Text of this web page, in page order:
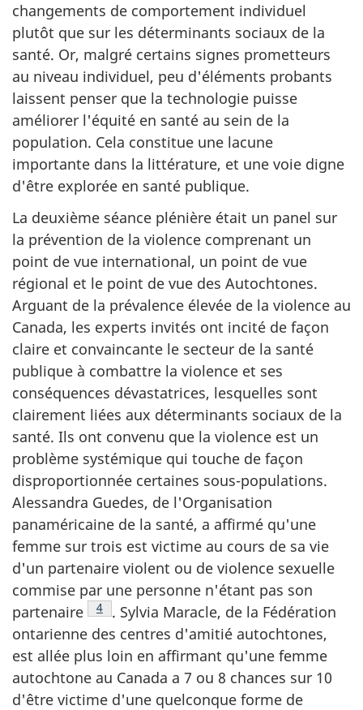
changements de comportement individuel
plutôt que sur les déterminants sociaux de la
santé. Or, malgré certains signes prometteurs
au niveau individuel, peu d'éléments probants
laissent penser que la technologie puisse
améliorer l'équité en santé au sein de la
population. Cela constitue une lacune
importante dans la littérature, et une voie digne
d'être explorée en santé publique.
La deuxième séance plénière était un panel sur
la prévention de la violence comprenant un
point de vue international, un point de vue
régional et le point de vue des Autochtones.
Arguant de la prévalence élevée de la violence au
Canada, les experts invités ont incité de façon
claire et convaincante le secteur de la santé
publique à combattre la violence et ses
conséquences dévastatrices, lesquelles sont
clairement liées aux déterminants sociaux de la
santé. Ils ont convenu que la violence est un
problème systémique qui touche de façon
disproportionnée certaines sous-populations.
Alessandra Guedes, de l'Organisation
panaméricaine de la santé, a affirmé qu'une
femme sur trois est victime au cours de sa vie
d'un partenaire violent ou de violence sexuelle
commise par une personne n'étant pas son
partenaire
Note de bas de page
4
. Sylvia Maracle, de la Fédération
ontarienne des centres d'amitié autochtones,
est allée plus loin en affirmant qu'une femme
autochtone au Canada a 7 ou 8 chances sur 10
d'être victime d'une quelconque forme de